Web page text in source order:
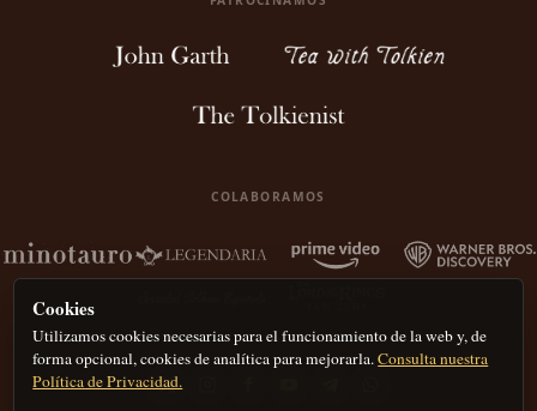
COLABORAMOS
Cookies
Utilizamos cookies necesarias para el funcionamiento de la web y, de
forma opcional, cookies de analítica para mejorarla.Consulta nuestra
Política de Privacidad.